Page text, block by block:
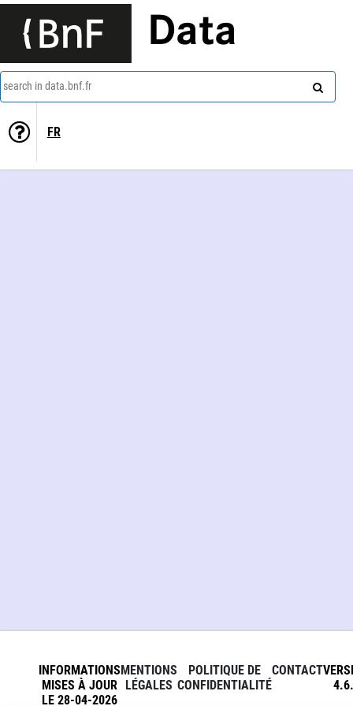
Data
search in data.bnf.fr
FR
INFORMATIONS
MISES À JOUR
LE 28-04-2026
MENTIONS
LÉGALES
POLITIQUE DE
CONFIDENTIALITÉ
CONTACT